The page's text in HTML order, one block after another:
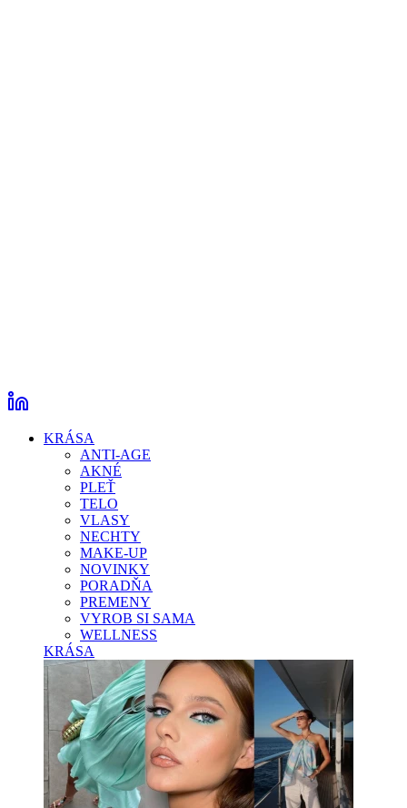
KRÁSA
ANTI-AGE
AKNÉ
PLEŤ
TELO
VLASY
NECHTY
MAKE-UP
NOVINKY
PORADŇA
PREMENY
VYROB SI SAMA
WELLNESS
KRÁSA